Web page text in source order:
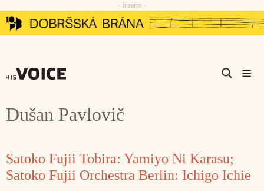
Přeskočit
na
- Inzerce -
Dušan Pavlovič
Satoko Fujii Tobira: Yamiyo Ni Karasu;
Satoko Fujii Orchestra Berlin: Ichigo Ichie